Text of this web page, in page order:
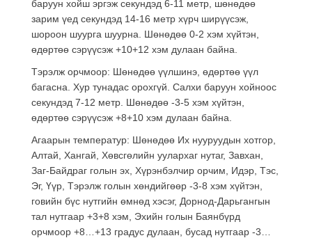
баруун хойш эргэж секундэд 6-11 метр, шөнөдөө
зарим үед секундэд 14-16 метр хүрч ширүүсэж,
шороон шуурга шуурна. Шөнөдөө 0-2 хэм хүйтэн,
өдөртөө сэрүүсэж +10+12 хэм дулаан байна.
Тэрэлж орчмоор: Шөнөдөө үүлшинэ, өдөртөө үүл
багасна. Хур тунадас орохгүй. Салхи баруун хойноос
секундэд 7-12 метр. Шөнөдөө -3-5 хэм хүйтэн,
өдөртөө сэрүүсэж +8+10 хэм дулаан байна.
Агаарын температур: Шөнөдөө Их нууруудын хотгор,
Алтай, Хангай, Хөвсгөлийн уулархаг нутаг, Завхан,
Заг-Байдраг голын эх, Хүрэнбэлчир орчим, Идэр, Тэс,
Эг, Үүр, Тэрэлж голын хөндийгөөр -3-8 хэм хүйтэн,
говийн бүс нутгийн өмнөд хэсэг, Дорнод-Дарьгангын
тал нутгаар +3+8 хэм, Эхийн голын Баянбүрд
орчмоор +8…+13 градус дулаан, бусад нутгаар -3…